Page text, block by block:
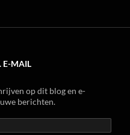
E-MAIL
op dit blog en e-
berichten.